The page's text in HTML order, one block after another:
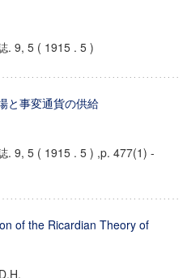
. 9, 5 ( 1915 . 5 )
と事変通貨の供給
. 9, 5 ( 1915 . 5 ) ,p. 477(1) -
of the Ricardian Theory of